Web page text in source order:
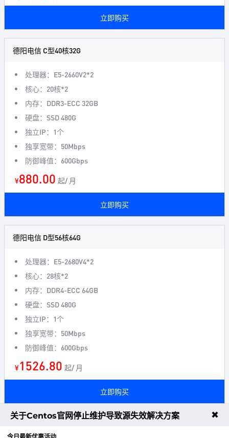
立即购买
德阳电信 C型40核32G
处理器：E5-2660V2*2
核心：20核*2
内存：DDR3-ECC 32GB
硬盘：SSD 480G
独立IP：1个
独享宽带：50Mbps
防御峰值：600Gbps
¥880.00 起/ 月
立即购买
德阳电信 D型56核64G
处理器：E5-2680V4*2
核心：28核*2
内存：DDR4-ECC 64GB
硬盘：SSD 480G
独立IP：1个
独享宽带：50Mbps
防御峰值：600Gbps
¥1526.80 起/ 月
立即购买
关于Centos官网停止维护导致源失效解决方案 ✖